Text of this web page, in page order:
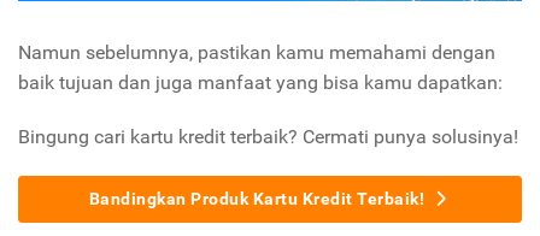
Namun sebelumnya, pastikan kamu memahami dengan
baik tujuan dan juga manfaat yang bisa kamu dapatkan:
Bingung cari kartu kredit terbaik? Cermati punya solusinya!
Bandingkan Produk Kartu Kredit Terbaik!